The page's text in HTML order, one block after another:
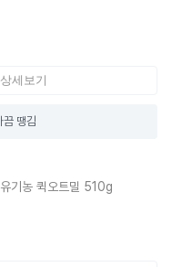
상세보기
끔 땡김
기농 퀵오트밀 510g